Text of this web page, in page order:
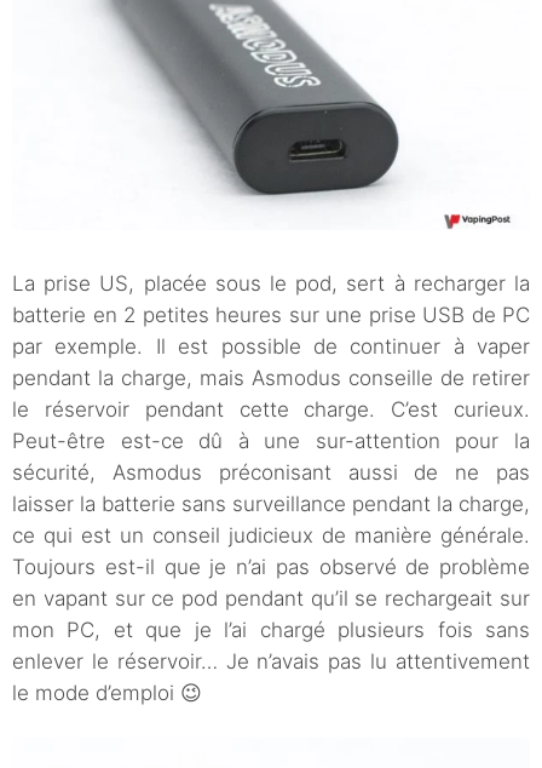
La prise US, placée sous le pod, sert à recharger la
batterie en 2 petites heures sur une prise USB de PC
par exemple. Il est possible de continuer à vaper
pendant la charge, mais Asmodus conseille de retirer
le réservoir pendant cette charge. C’est curieux.
Peut-être est-ce dû à une sur-attention pour la
sécurité, Asmodus préconisant aussi de ne pas
laisser la batterie sans surveillance pendant la charge,
ce qui est un conseil judicieux de manière générale.
Toujours est-il que je n’ai pas observé de problème
en vapant sur ce pod pendant qu’il se rechargeait sur
mon PC, et que je l’ai chargé plusieurs fois sans
enlever le réservoir… Je n’avais pas lu attentivement
le mode d’emploi 😉